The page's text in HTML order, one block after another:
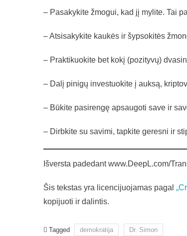
– Pasakykite žmogui, kad jį mylite. Tai
– Atsisakykite kaukės ir šypsokitės
– Praktikuokite bet kokį (pozityvų)
– Dalį pinigų investuokite į auksą,
– Būkite pasirengę apsaugoti save ir
– Dirbkite su savimi, tapkite geresni ir
Išversta padedant www.DeepL.com/
Šis tekstas yra licencijuojamas pagal
kopijuoti ir dalintis.
Tagged demokratija Dr. Simon